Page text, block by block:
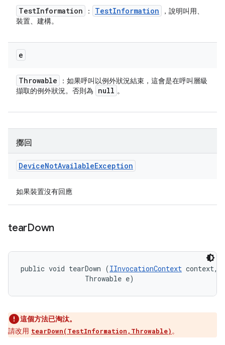
TestInformation ： TestInformation
，說明叫用、
裝置、建構。
e
Throwable
：如果呼叫以例外狀況結束，這會是在呼叫層級
擷取的例外狀況。否則為
null 。
擲回
DeviceNotAvailableException
如果裝置沒有回應
tearDown
public void tearDown (IInvocationContext context,
                Throwable e)
這個方法已淘汰。
請改用 tearDown(TestInformation,Throwable)。